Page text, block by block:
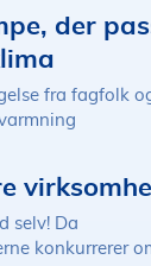
der
fra fagfolk
selv! Da
konkurrerer